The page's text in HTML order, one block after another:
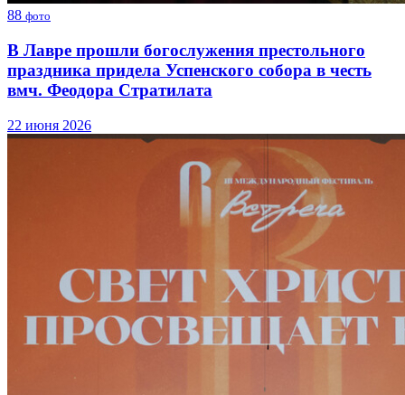
88 фото
В Лавре прошли богослужения престольного
праздника придела Успенского собора в честь
вмч. Феодора Стратилата
22 июня 2026